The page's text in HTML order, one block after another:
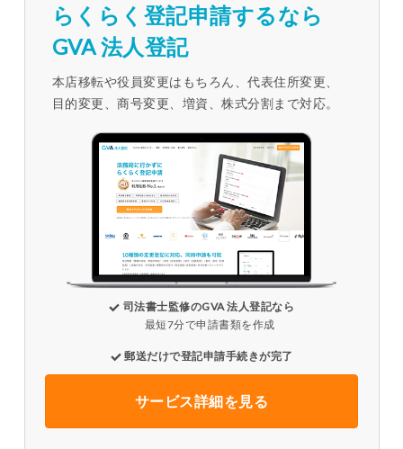
らくらく登記申請するなら
GVA 法人登記
本店移転や役員変更はもちろん、代表住所変更、
目的変更、商号変更、増資、株式分割まで対応。
司法書士監修のGVA 法人登記なら
最短7分で申請書類を作成
郵送だけで登記申請手続きが完了
サービス詳細を見る